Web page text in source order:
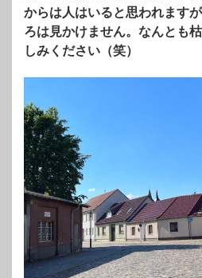
からは人はいると思われます
ろは見かけません。なんとも
しみください（笑）